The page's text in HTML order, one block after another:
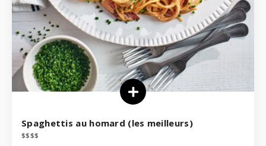
Spaghettis au homard (les meilleurs)
$$$$